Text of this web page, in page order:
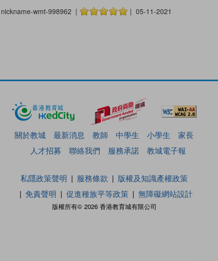
nickname-wmt-998962 | | 05-11-2021
關於教城 最新消息 教師 中學生 小學生
家長
人才招募
聯絡我們 服務承諾 教城電子報
版權所有© 2026 香港教育城有限公司
私隱政策聲明 服務條款
版權及知識產權政策
免責聲明
促進種族平等政策 無障礙網站設計